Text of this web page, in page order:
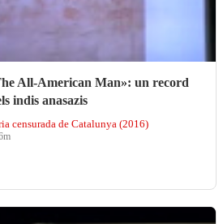
All-American Man»: un record
indis anasazis
censurada de Catalunya (2016)